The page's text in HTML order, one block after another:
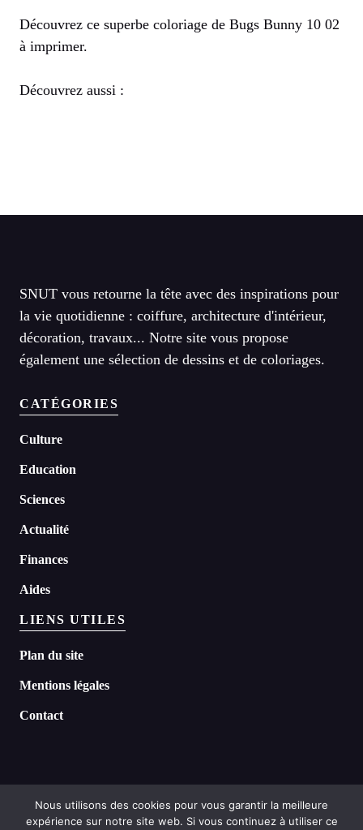
Découvrez ce superbe coloriage de Bugs Bunny 10 02
à imprimer.
Découvrez aussi :
SNUT vous retourne la tête avec des inspirations pour
la vie quotidienne : coiffure, architecture d'intérieur,
décoration, travaux... Notre site vous propose
également une sélection de dessins et de coloriages.
CATÉGORIES
Culture
Education
Sciences
Actualité
Finances
Aides
LIENS UTILES
Plan du site
Mentions légales
Contact
©2026 Headline tous droits réservés
Nous utilisons des cookies pour vous garantir la meilleure
expérience sur notre site web. Si vous continuez à utiliser ce